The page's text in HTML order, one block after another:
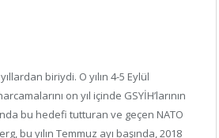
biriydi. O yılın 4-5 Eylül
on yıl içinde GSYİH’larının
bu hedefi tutturan ve geçen NATO
bu yılın Temmuz ayı başında, 2018